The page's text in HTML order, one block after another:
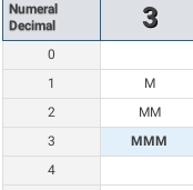
Numeral
Decimal
3
0
1
M
2
MM
3
MMM
4